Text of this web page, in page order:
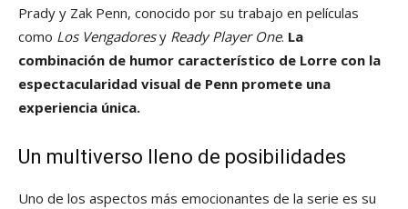
Prady y Zak Penn, conocido por su trabajo en películas
como Los Vengadoresy Ready Player One. La
combinación de humor característico de Lorre con la
espectacularidad visual de Penn promete una
experiencia única.
Un multiverso lleno de posibilidades
Uno de los aspectos más emocionantes de la serie es su